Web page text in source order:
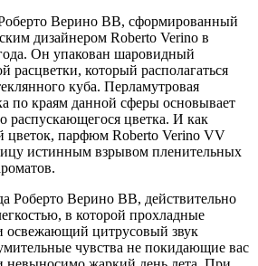
Верино ВВ, сформированный
дизайнером Roberto Verino в
Он упакован шаровидный
расцветки, который располагаться
куба. Перламутровая
по краям данной сферы основывает
распускающегося цветка. И как
цветок, парфюм Roberto Verino VV
истинным взрывом пленительных
Роберто Верино ВВ, действительно
в которой прохладные
освежающий цитрусовый звук
чувства не покидающие вас